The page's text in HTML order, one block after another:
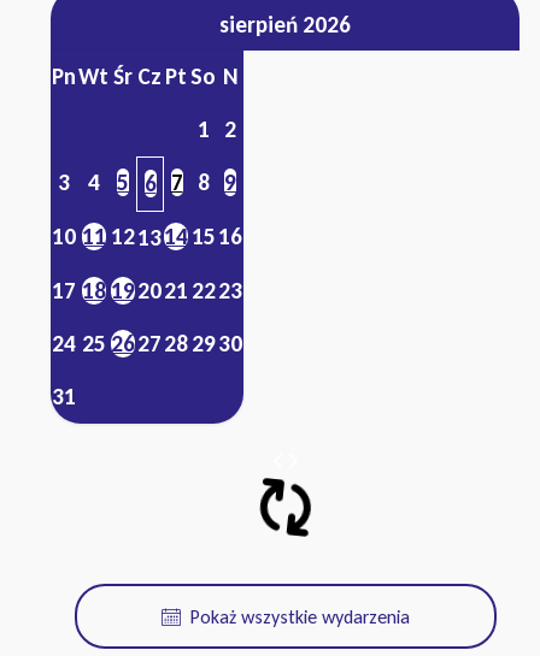
sierpień 2026
PnWt Śr Cz PtSo N
1
2
3
4 5 6 7 8 9
10 11 1213141516
17 18192021 2223
24 25 2627282930
31
Pokaż wszystkie wydarzenia